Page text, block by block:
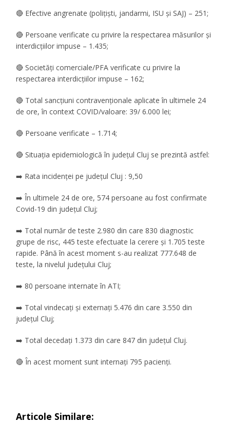
🔴 Efective angrenate (polițiști, jandarmi, ISU și SAJ) – 251;
🔴 Persoane verificate cu privire la respectarea măsurilor și
interdicțiilor impuse – 1.435;
🔴 Societăți comerciale/PFA verificate cu privire la
respectarea interdicțiilor impuse – 162;
🔴 Total sancțiuni contravenționale aplicate în ultimele 24
de ore, în context COVID/valoare: 39/ 6.000 lei;
🔴 Persoane verificate – 1.714;
🔴 Situația epidemiologică în județul Cluj se prezintă astfel:
➡️ Rata incidenței pe județul Cluj : 9,50
➡️ În ultimele 24 de ore, 574 persoane au fost confirmate
Covid-19 din județul Cluj;
➡️ Total număr de teste 2.980 din care 830 diagnostic
grupe de risc, 445 teste efectuate la cerere și 1.705 teste
rapide. Până în acest moment s-au realizat 777.648 de
teste, la nivelul județului Cluj;
➡️ 80 persoane internate în ATI;
➡️ Total vindecați și externați 5.476 din care 3.550 din
județul Cluj;
➡️ Total decedați 1.373 din care 847 din județul Cluj.
🔴 În acest moment sunt internați 795 pacienți.
Articole Similare: